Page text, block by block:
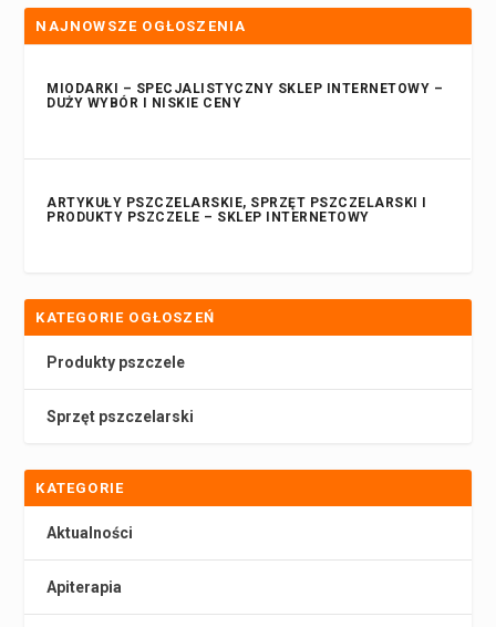
NAJNOWSZE OGŁOSZENIA
MIODARKI – SPECJALISTYCZNY SKLEP INTERNETOWY –
DUŻY WYBÓR I NISKIE CENY
ARTYKUŁY PSZCZELARSKIE, SPRZĘT PSZCZELARSKI I
PRODUKTY PSZCZELE – SKLEP INTERNETOWY
KATEGORIE OGŁOSZEŃ
Produkty pszczele
Sprzęt pszczelarski
KATEGORIE
Aktualności
Apiterapia